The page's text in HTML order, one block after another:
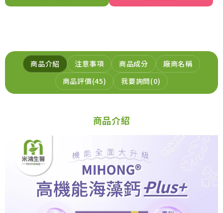
商品介紹 注意事項 商品成分
廠商名稱
商品評價 45 我要詢問 0
商品介紹